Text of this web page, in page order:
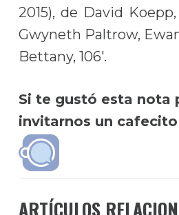
2015), de David
Gwyneth Paltrow,
Bettany, 106′.
Si te gustó esta nota
invitarnos un
ARTÍCULOS